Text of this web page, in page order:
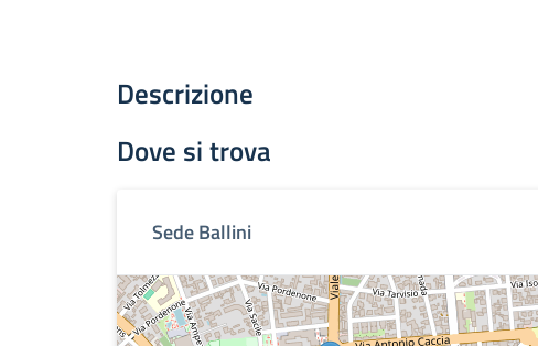
Descrizione
Dove si trova
Sede Ballini